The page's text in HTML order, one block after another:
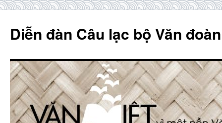
content
Diễn đàn Câu lạc bộ Văn